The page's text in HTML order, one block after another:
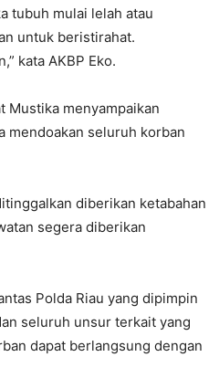
tubuh mulai lelah atau
untuk beristirahat.
kata AKBP Eko.
Mustika menyampaikan
mendoakan seluruh korban
diberikan ketabahan
segera diberikan
Polda Riau yang dipimpin
seluruh unsur terkait yang
dapat berlangsung dengan